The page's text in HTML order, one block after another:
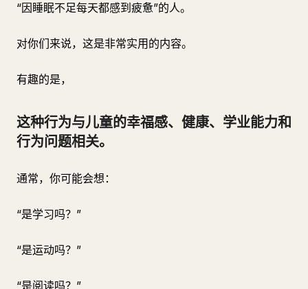
“因睡眠不足每天都感到疲惫”的人。
对你们来说，这是非常实用的内容。
有趣的是，
这种行为与儿童的幸福感、健康、学业能力和
行为问题相关。
通常，你可能会想：
“是学习吗？”
“是运动吗？”
“是阅读吗？”